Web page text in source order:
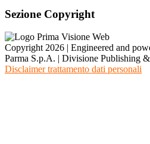
Sezione Copyright
Copyright 2026 | Engineered and
Parma S.p.A. | Divisione Publishing
Disclaimer trattamento dati personali